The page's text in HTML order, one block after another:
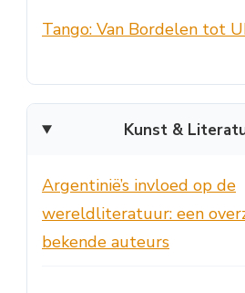
Tango: Van Bordelen tot
Kunst &
Argentinië’s invloed op de
wereldliteratuur: een
bekende auteurs